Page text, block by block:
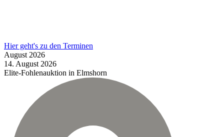
Hier geht's zu den Terminen
August 2026
14. August 2026
Elite-Fohlenauktion in Elmshorn